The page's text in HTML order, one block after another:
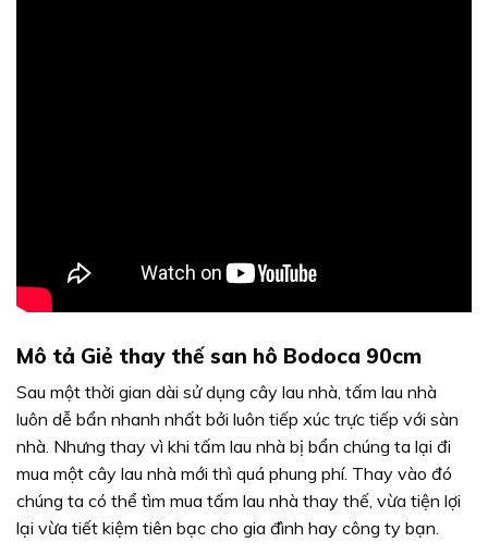
Mô tả Giẻ thay thế san hô Bodoca 90cm
Sau một thời gian dài sử dụng cây lau nhà, tấm lau nhà
luôn dễ bẩn nhanh nhất bởi luôn tiếp xúc trực tiếp với sàn
nhà. Nhưng thay vì khi tấm lau nhà bị bẩn chúng ta lại đi
mua một cây lau nhà mới thì quá phung phí. Thay vào đó
chúng ta có thể tìm mua tấm lau nhà thay thế, vừa tiện lợi
lại vừa tiết kiệm tiên bạc cho gia đình hay công ty bạn.